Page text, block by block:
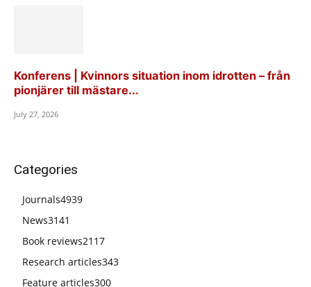
Konferens | Kvinnors situation inom idrotten – från
pionjärer till mästare...
July 27, 2026
Categories
Journals4939
News3141
Book reviews2117
Research articles343
Feature articles300